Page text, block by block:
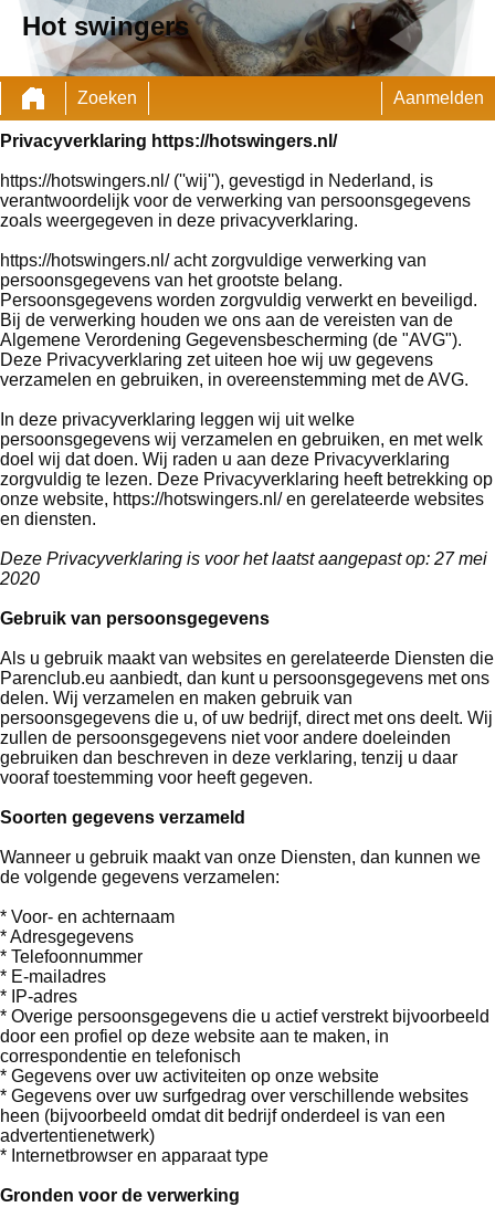
Hot swingers
Zoeken Aanmelden
Privacyverklaring https://hotswingers.nl/
https://hotswingers.nl/ (''wij''), gevestigd in Nederland, is
verantwoordelijk voor de verwerking van persoonsgegevens
zoals weergegeven in deze privacyverklaring.
https://hotswingers.nl/ acht zorgvuldige verwerking van
persoonsgegevens van het grootste belang.
Persoonsgegevens worden zorgvuldig verwerkt en beveiligd.
Bij de verwerking houden we ons aan de vereisten van de
Algemene Verordening Gegevensbescherming (de "AVG").
Deze Privacyverklaring zet uiteen hoe wij uw gegevens
verzamelen en gebruiken, in overeenstemming met de AVG.
In deze privacyverklaring leggen wij uit welke
persoonsgegevens wij verzamelen en gebruiken, en met welk
doel wij dat doen. Wij raden u aan deze Privacyverklaring
zorgvuldig te lezen. Deze Privacyverklaring heeft betrekking op
onze website, https://hotswingers.nl/ en gerelateerde websites
en diensten.
Deze Privacyverklaring is voor het laatst aangepast op: 27 mei
2020
Gebruik van persoonsgegevens
Als u gebruik maakt van websites en gerelateerde Diensten die
Parenclub.eu aanbiedt, dan kunt u persoonsgegevens met ons
delen. Wij verzamelen en maken gebruik van
persoonsgegevens die u, of uw bedrijf, direct met ons deelt. Wij
zullen de persoonsgegevens niet voor andere doeleinden
gebruiken dan beschreven in deze verklaring, tenzij u daar
vooraf toestemming voor heeft gegeven.
Soorten gegevens verzameld
Wanneer u gebruik maakt van onze Diensten, dan kunnen we
de volgende gegevens verzamelen:
* Voor- en achternaam
* Adresgegevens
* Telefoonnummer
* E-mailadres
* IP-adres
* Overige persoonsgegevens die u actief verstrekt bijvoorbeeld
door een profiel op deze website aan te maken, in
correspondentie en telefonisch
* Gegevens over uw activiteiten op onze website
* Gegevens over uw surfgedrag over verschillende websites
heen (bijvoorbeeld omdat dit bedrijf onderdeel is van een
advertentienetwerk)
* Internetbrowser en apparaat type
Gronden voor de verwerking